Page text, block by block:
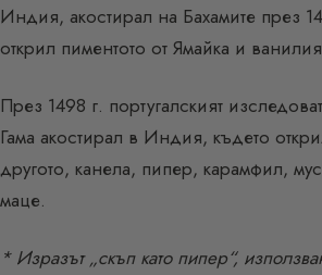
Индия, акостирал на Бахамите през
открил пиментото от Ямайка и
През 1498 г. португалският
Гама акостирал в Индия, където
другото, канела, пипер, карамфил,
маце.
* Изразът „скъп като пипер“,